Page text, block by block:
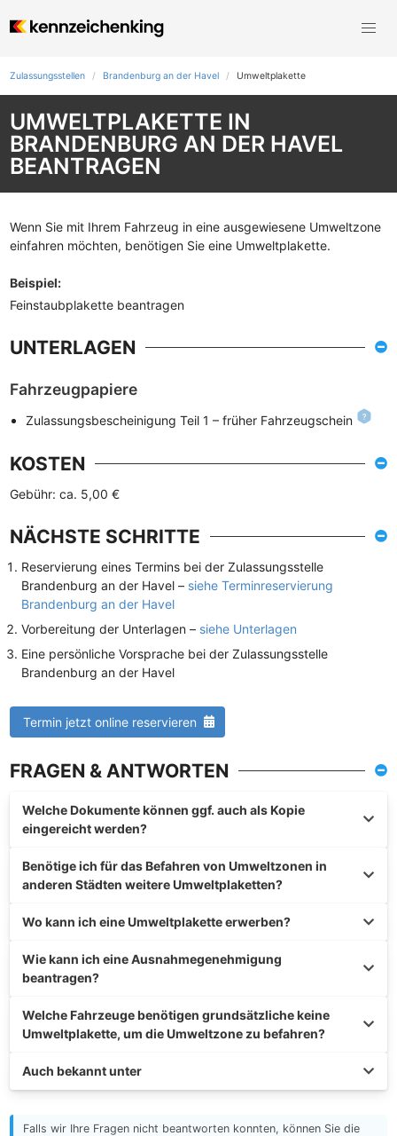
Zulassungsstellen Brandenburg an der Havel Umweltplakette
UMWELTPLAKETTE IN
BRANDENBURG AN DER HAVEL
BEANTRAGEN
Wenn Sie mit Ihrem Fahrzeug in eine ausgewiesene Umweltzone
einfahren möchten, benötigen Sie eine Umweltplakette.
Beispiel:
Feinstaubplakette beantragen
UNTERLAGEN
Fahrzeugpapiere
Zulassungsbescheinigung Teil 1 – früher Fahrzeugschein
KOSTEN
Gebühr: ca. 5,00 €
NÄCHSTE SCHRITTE
Reservierung eines Termins bei der Zulassungsstelle
Brandenburg an der Havel – siehe Terminreservierung
Brandenburg an der Havel
Vorbereitung der Unterlagen – siehe Unterlagen
Eine persönliche Vorsprache bei der Zulassungsstelle
Brandenburg an der Havel
Termin jetzt online reservieren
FRAGEN & ANTWORTEN
Welche Dokumente können ggf. auch als Kopie
eingereicht werden?
Benötige ich für das Befahren von Umweltzonen in
anderen Städten weitere Umweltplaketten?
Wo kann ich eine Umweltplakette erwerben?
Wie kann ich eine Ausnahmegenehmigung
beantragen?
Welche Fahrzeuge benötigen grundsätzliche keine
Umweltplakette, um die Umweltzone zu befahren?
Auch bekannt unter
Falls wir Ihre Fragen nicht beantworten konnten, können Sie die